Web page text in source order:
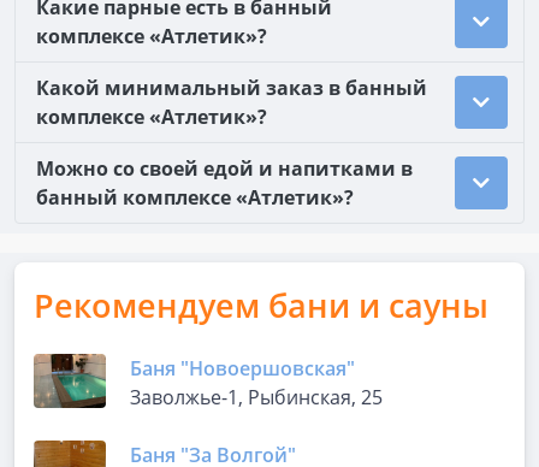
Какие парные есть в банный
комплексе «Атлетик»?
Какой минимальный заказ в банный
комплексе «Атлетик»?
Можно со своей едой и напитками в
банный комплексе «Атлетик»?
Рекомендуем бани и сауны
Баня "Новоершовская"
Заволжье-1, Рыбинская, 25
Баня "За Волгой"